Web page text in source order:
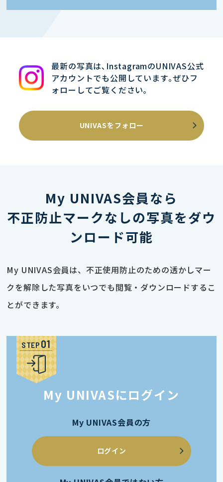
最新の写真は､InstagramのUNIVAS公式
アカウントでも公開しています｡ぜひフ
ォローしてご覧ください｡
UNIVASをフォロー
My UNIVAS会員なら
不正防止マークなしの写真をダウ
ンロード可能
My UNIVAS会員は、不正使用防止のための透かしマー
クを解除した写真をいつでも閲覧・ダウンロードするこ
とができます。
STEP
My UNIVASにログイン
My UNIVAS会員の方
ログイン